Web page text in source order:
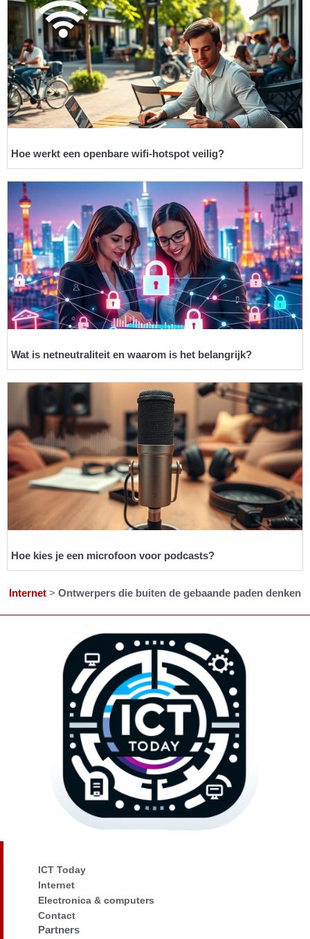
Hoe werkt een openbare wifi-hotspot veilig?
Wat is netneutraliteit en waarom is het belangrijk?
Hoe kies je een microfoon voor podcasts?
Internet > Ontwerpers die buiten de gebaande paden denken
ICT Today
Internet
Electronica & computers
Contact
Partners